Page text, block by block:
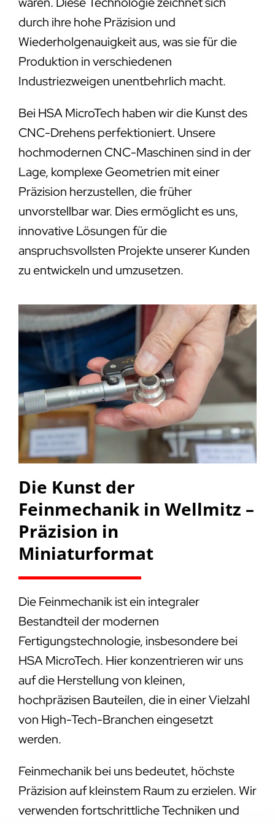
durch ihre hohe Präzision und
Wiederholgenauigkeit aus, was sie für die
Produktion in verschiedenen
Industriezweigen unentbehrlich macht.
Bei HSA MicroTech haben wir die Kunst des
CNC-Drehens perfektioniert. Unsere
hochmodernen CNC-Maschinen sind in der
Lage, komplexe Geometrien mit einer
Präzision herzustellen, die früher
unvorstellbar war. Dies ermöglicht es uns,
innovative Lösungen für die
anspruchsvollsten Projekte unserer Kunden
zu entwickeln und umzusetzen.
Die Kunst der
Feinmechanik in Wellmitz –
Präzision in
Miniaturformat
Die Feinmechanik ist ein integraler
Bestandteil der modernen
Fertigungstechnologie, insbesondere bei
HSA MicroTech. Hier konzentrieren wir uns
auf die Herstellung von kleinen,
hochpräzisen Bauteilen, die in einer Vielzahl
von High-Tech-Branchen eingesetzt
werden.
Feinmechanik bei uns bedeutet, höchste
Präzision auf kleinstem Raum zu erzielen. Wir
verwenden fortschrittliche Techniken und